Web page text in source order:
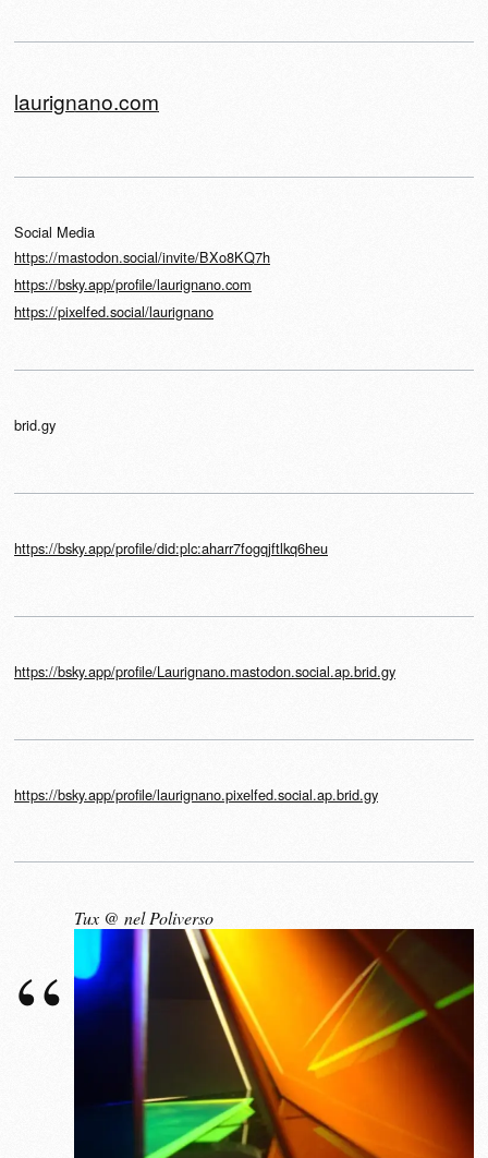
laurignano.com
Social Media
https://mastodon.social/invite/BXo8KQ7h
https://bsky.app/profile/laurignano.com
https://pixelfed.social/laurignano
brid.gy
https://bsky.app/profile/did:plc:aharr7fogqjftlkq6heu
https://bsky.app/profile/Laurignano.mastodon.social.ap.brid.gy
https://bsky.app/profile/laurignano.pixelfed.social.ap.brid.gy
Tux @ nel Poliverso